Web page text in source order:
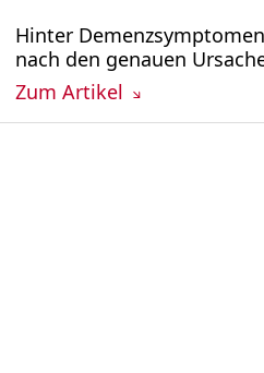
Hinter
nach den genauen
Zum Artikel